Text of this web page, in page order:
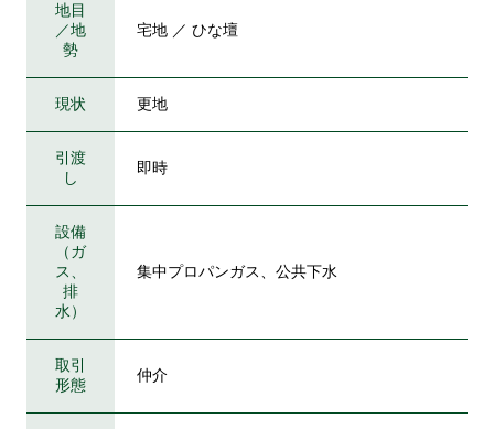
地目
／地
勢
宅地 ／ ひな壇
現状 更地
引渡
し
即時
設備
（ガ
ス、
排
水）
集中プロパンガス、公共下水
取引
形態
仲介